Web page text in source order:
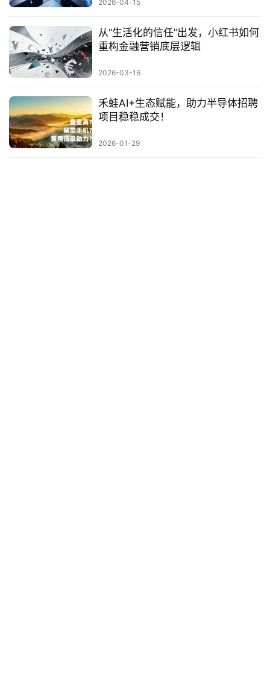
2026-04-15
从“生活化的信任”出发，小红书如何
重构金融营销底层逻辑
2026-03-16
禾蛙AI+生态赋能，助力半导体招聘
项目稳稳成交！
2026-01-29